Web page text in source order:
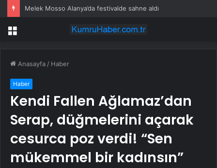
Melek Mosso Alanya’da festivalde sahne aldı
Menü
Anasayfa / Haber
Haber
Kendi Fallen Ağlamaz’dan
Serap, düğmelerini açarak
cesurca poz verdi! “Sen
mükemmel bir kadınsın”